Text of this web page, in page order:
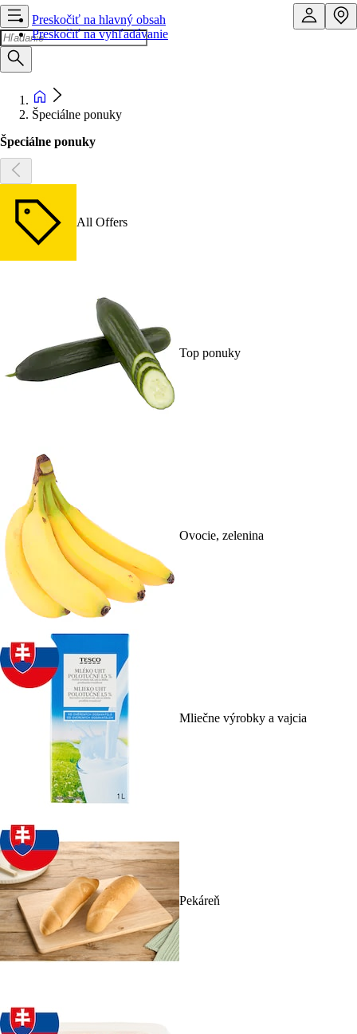
Preskočiť na hlavný obsah
Preskočiť na vyhľadávanie
Špeciálne ponuky
Špeciálne ponuky
All Offers
Top ponuky
Ovocie, zelenina
Mliečne výrobky a vajcia
Pekáreň